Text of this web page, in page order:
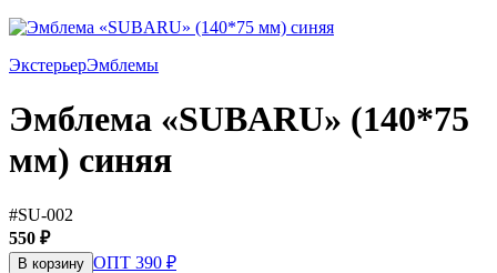
ЭкстерьерЭмблемы
Эмблема «SUBARU» (140*75
мм) синяя
#SU-002
550 ₽
В корзину ОПТ 390 ₽